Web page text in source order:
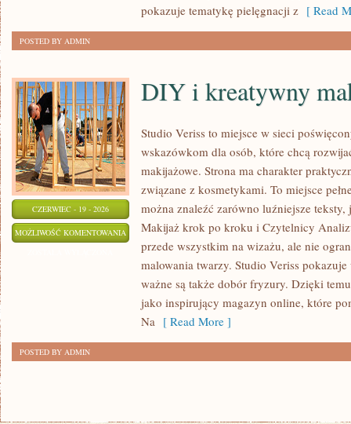
pokazuje tematykę pielęgnacji z [ Read
POSTED BY ADMIN
CZERWIEC - 19 - 2026
MOŻLIWOŚĆ KOMENTOWANIA
KREATYWNY
MAKIJAŻ
DIY i kreatywny
Studio Veriss to miejsce w sieci
wskazówkom dla osób, które chcą
makijażowe. Strona ma charakter
związane z kosmetykami. To miejsce
można znaleźć zarówno luźniejsze
Makijaż krok po kroku i Czytelnicy
przede wszystkim na wizażu, ale nie
malowania twarzy. Studio Veriss
ważne są także dobór fryzury. Dzięki
jako inspirujący magazyn online, które
Na [ Read More ]
POSTED BY ADMIN